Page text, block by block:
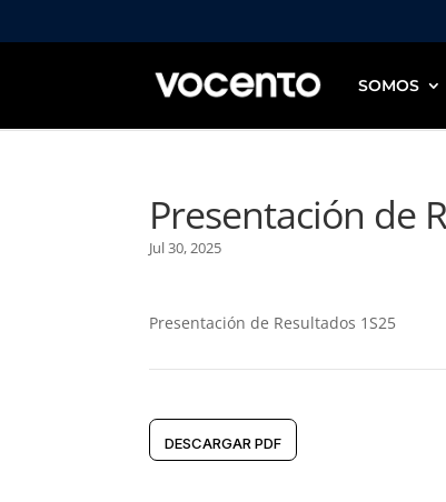
SOMOS
Presentación de
Jul 30, 2025
Presentación de Resultados 1S25
DESCARGAR PDF